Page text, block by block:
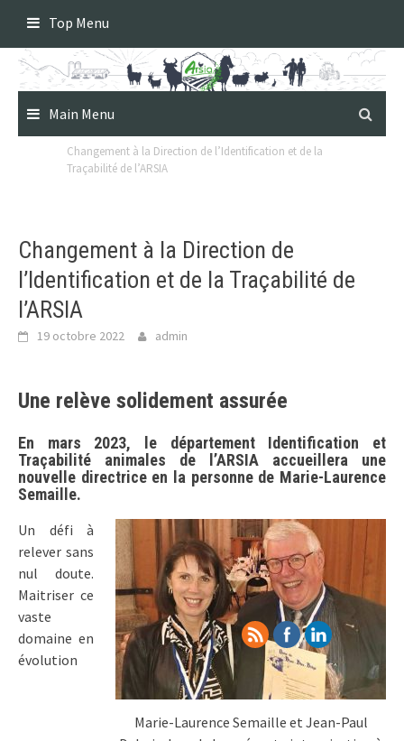
content
Top Menu
Main Menu
Changement à la Direction de l’Identification et de la
Traçabilité de l’ARSIA
Changement à la Direction de
l’Identification et de la Traçabilité de
l’ARSIA
19 octobre 2022 admin
Une relève solidement assurée
En mars 2023, le département Identification et
Traçabilité animales de l’ARSIA accueillera une
nouvelle directrice en la personne de Marie-Laurence
Semaille.
Marie-Laurence Semaille et Jean-Paul
Un défi à
relever sans
nul doute.
Maitriser ce
vaste
domaine en
évolution